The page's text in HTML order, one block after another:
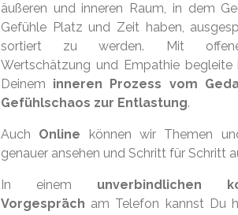
äußeren und inneren Raum, in dem
Gefühle Platz und Zeit haben,
sortiert zu werden. Mit
Wertschätzung und Empathie begleite
Deinem inneren Prozess vom
Gefühlschaos zur Entlastung.
Auch Online
können wir Themen
genauer ansehen und Schritt für Schritt
In einem unverbindlichen
Vorgespräch am Telefon kannst Du